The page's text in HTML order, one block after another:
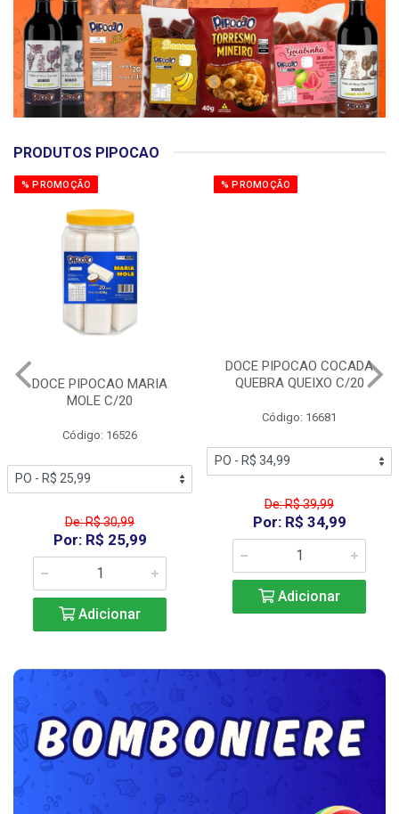
PRODUTOS PIPOCAO
% PROMOÇÃO
DOCE PIPOCAO MARIA
MOLE C/20
Código: 16526
De: R$ 30,99
Por: R$ 25,99
Adicionar
% PROMOÇÃO
DOCE PIPOCAO COCADA
De: R$ 39,99
Por: R$ 34,99
Adicionar